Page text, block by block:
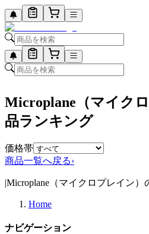
Microplane（マイク
品ランキング
価格帯
商品一覧へ戻る›
|Microplane（マイクロプレイン）
Home
ナビゲーション